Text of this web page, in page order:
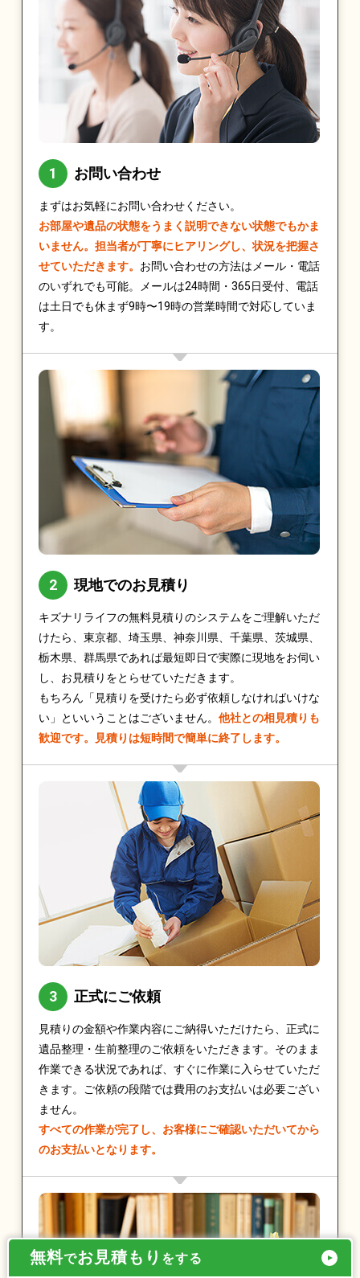
お問い合わせ
まずはお気軽にお問い合わせください。
お部屋や遺品の状態をうまく説明できない状態でもかま
いません。担当者が丁寧にヒアリングし、状況を把握さ
せていただきます。 お問い合わせの方法はメール・電話
のいずれでも可能。メールは24時間・365日受付、電話
は土日でも休まず9時〜19時の営業時間で対応していま
す。
現地でのお見積り
キズナリライフの無料見積りのシステムをご理解いただ
けたら、東京都、埼玉県、神奈川県、千葉県、茨城県、
栃木県、群馬県であれば最短即日で実際に現地をお伺い
し、お見積りをとらせていただきます。
もちろん「見積りを受けたら必ず依頼しなければいけな
い」といいうことはございません。 他社との相見積りも
歓迎です。見積りは短時間で簡単に終了します。
正式にご依頼
見積りの金額や作業内容にご納得いただけたら、正式に
遺品整理・生前整理のご依頼をいただきます。そのまま
作業できる状況であれば、すぐに作業に入らせていただ
きます。ご依頼の段階では費用のお支払いは必要ござい
ません。
すべての作業が完了し、お客様にご確認いただいてから
のお支払いとなります。
無料でお見積もり をする